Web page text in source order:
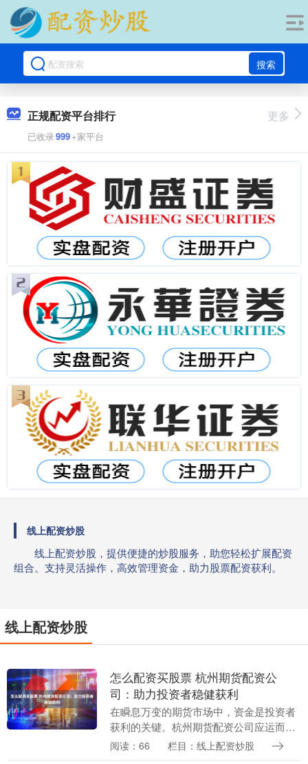
搜索
正规配资平台排行
已收录999+家平台
更多
线上配资炒股
线上配资炒股，提供便捷的炒股服务，助您轻松扩展配资
组合。支持灵活操作，高效管理资金，助力股票配资获利。
线上配资炒股
怎么配资买股票 杭州期货配资公
司：助力投资者稳健获利
在瞬息万变的期货市场中，资金是投资者
获利的关键。杭州期货配资公司应运而
生，为投资者提供资金杠杆，助力其稳健
阅读：66 栏目：线上配资炒股